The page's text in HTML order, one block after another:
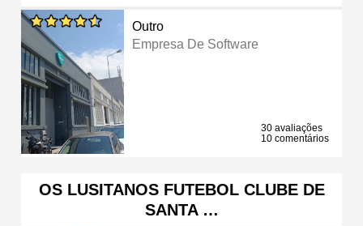
Outro
Empresa De Software
30 avaliações
10 comentários
OS LUSITANOS FUTEBOL CLUBE DE
SANTA …